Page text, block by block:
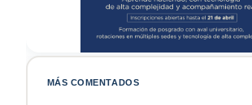
MÁS COMENTADOS